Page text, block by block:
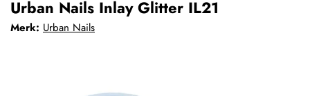
Urban Nails Inlay Glitter IL21
Merk: Urban Nails